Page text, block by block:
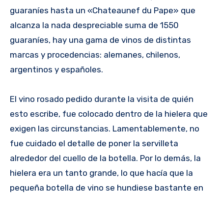
guaraníes hasta un «Chateaunef du Pape» que
alcanza la nada despreciable suma de 1550
guaraníes, hay una gama de vinos de distintas
marcas y procedencias: alemanes, chilenos,
argentinos y españoles.
El vino rosado pedido durante la visita de quién
esto escribe, fue colocado dentro de la hielera que
exigen las circunstancias. Lamentablemente, no
fue cuidado el detalle de poner la servilleta
alrededor del cuello de la botella. Por lo demás, la
hielera era un tanto grande, lo que hacía que la
pequeña botella de vino se hundiese bastante en